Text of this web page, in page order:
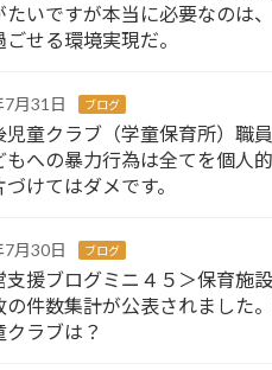
たいですが本当に必要なのは
ごせる環境実現だ。
月31日 ブログ
児童クラブ（学童保育所）職
もへの暴力行為は全てを個人
けてはダメです。
月30日 ブログ
支援ブログミニ４５＞保育施
の件数集計が公表されました
クラブは？